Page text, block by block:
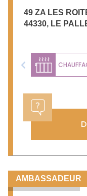
49 ZA LES
44330, LE
Previous
AMBASSADEUR